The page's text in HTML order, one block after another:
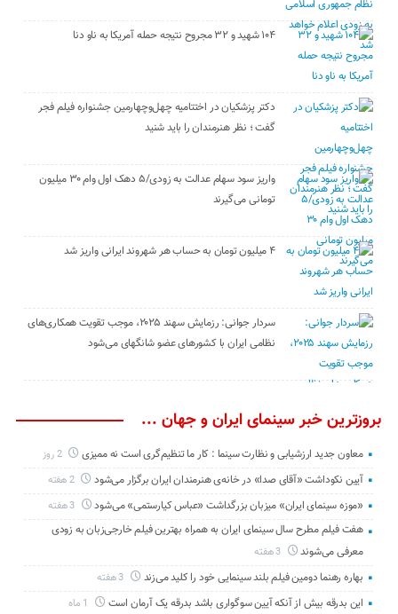
۱۰۴ شهید و ۳۲ مجروح نتیجه حمله آمریکا به ناو دنا
دکتر پزشکیان در اختتامیه چهل‌وچهارمین جشنواره فیلم فجر
گفت ؛ نظر هنرمندان را باید شنید
واریز سود سهام عدالت به زودی/۵ دهک اول وام ۳۰ میلیون
تومانی می‌گیرند
۴ میلیون تومان به حساب هر شهروند ایرانی واریز شد
سردار جوانی: رزمایش سهند ۲۰۲۵، موجب تقویت همکاری‌های
نظامی ایران با کشور‌های عضو شانگهای می‌شود
بروزترین خبر سینمای ایران و جهان ...
معاون جدید ارزشیابی و نظارت سینما : کار ما تنظیم‌گری است نه ممیزی 2 روز
آیین نکوداشت «آقای صدا» در خانه‌ی هنرمندان ایران برگزار می‌شود 2 هفته
«موزه سینمای ایران» میزبان بزرگداشت «عباس کیارستمی» می‌شود 3 هفته
هفت فیلم مطرح سال سینمای ایران به همراه بهترین فیلم خارجی‌زبان به زودی
معرفی می‌شوند
3 هفته
بهاره رهنما دومین فیلم بلند سینمایی خود را کلید می‌زند
این بدرقه بیش از آنکه آیین سوگواری باشد بدرقه یک آرمان است